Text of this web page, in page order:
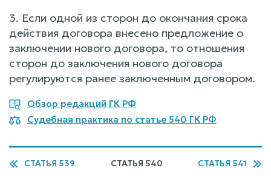
3. Если одной из сторон до окончания срока
действия договора внесено предложение о
заключении нового договора, то отношения
сторон до заключения нового договора
регулируются ранее заключенным договором.
Обзор редакций ГК РФ
Судебная практика по статье 540 ГК РФ
СТАТЬЯ 539 СТАТЬЯ 540 СТАТЬЯ 541